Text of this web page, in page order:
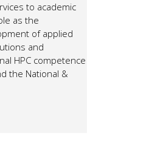
to academic
as the
of applied
and
HPC competence
the National &